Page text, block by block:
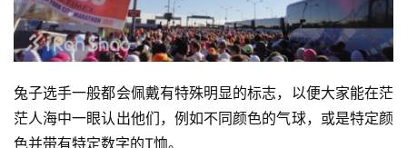
兔子选手一般都会佩戴有特殊明显的标志，以便大家能在茫
茫人海中一眼认出他们，例如不同颜色的气球，或是特定颜
色并带有特定数字的T恤。